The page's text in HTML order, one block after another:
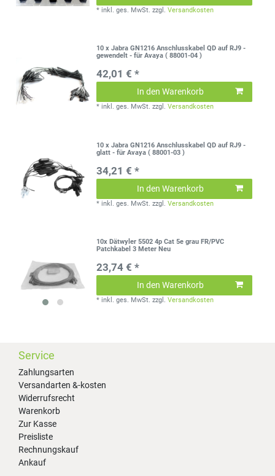
* inkl. ges. MwSt. zzgl.Versandkosten
10 x Jabra GN1216 Anschlusskabel QD auf RJ9 -
gewendelt - für Avaya ( 88001-04 )
42,01 € *
In den Warenkorb
* inkl. ges. MwSt. zzgl.Versandkosten
10 x Jabra GN1216 Anschlusskabel QD auf RJ9 -
glatt - für Avaya ( 88001-03 )
34,21 € *
In den Warenkorb
* inkl. ges. MwSt. zzgl.Versandkosten
10x Dätwyler 5502 4p Cat 5e grau FR/PVC
Patchkabel 3 Meter Neu
23,74 € *
In den Warenkorb
* inkl. ges. MwSt. zzgl.Versandkosten
Service
Zahlungsarten
Versandarten &-kosten
Widerrufsrecht
Warenkorb
Zur Kasse
Preisliste
Rechnungskauf
Ankauf